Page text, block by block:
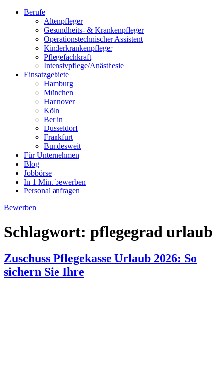
Berufe
Altenpfleger
Gesundheits- & Krankenpfleger
Operationstechnischer Assistent
Kinderkrankenpfleger
Pflegefachkraft
Intensivpflege/Anästhesie
Einsatzgebiete
Hamburg
München
Hannover
Köln
Berlin
Düsseldorf
Frankfurt
Bundesweit
Für Unternehmen
Blog
Jobbörse
In 1 Min. bewerben
Personal anfragen
Bewerben
Schlagwort: pflegegrad urlaub
Zuschuss Pflegekasse Urlaub 2026: So
sichern Sie Ihre